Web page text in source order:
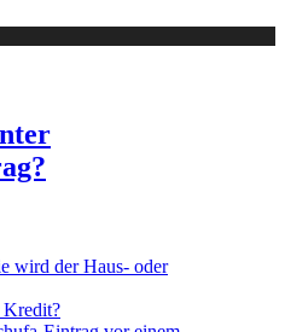
wird der Haus- oder
Kredit?